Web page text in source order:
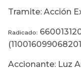
Tramite: Acción
Radicado:
Accionante: Luz